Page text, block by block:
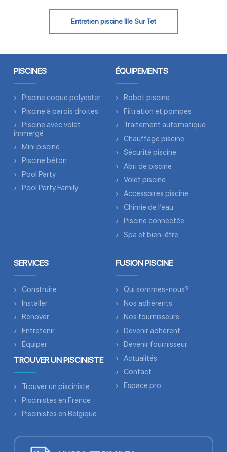
Entretien piscine Ille Sur Tet
PISCINES
Piscine coque polyester
Piscine à parois droites
Piscine avec volet
immergé
Mini piscine
Piscine béton
Pool Party
Pool Party Family
ÉQUIPEMENTS
Robot piscine
Filtration et pompes
Traitement automatique
Chauffage piscine
Sécurité piscine
Abri de piscine
Volet piscine
Accessoires piscine
Chimie de l’eau
Piscine connectée
Spa et bien-être
SERVICES
Construire
Installer
Renover
Entretenir
Équiper
TROUVER UN PISCINISTE
Trouver un pisciniste
Piscinistes en France
Piscinistes en Belgique
FUSION PISCINE
Qui sommes-nous?
Nos adhérents
Nos fournisseurs
Devenir adhérent
Devenir fournisseur
Actualités
Contact
Espace pro